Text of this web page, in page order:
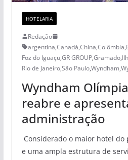
HOTELARIA
Redação
argentina,Canadá,China,Colômbia,
Foz do Iguaçu,GR GROUP,Gramado,
Rio de Janeiro,São Paulo,Wyndham,
Wyndham
reabre e
administração
Considerado o maior hotel do
e uma ampla estrutura de